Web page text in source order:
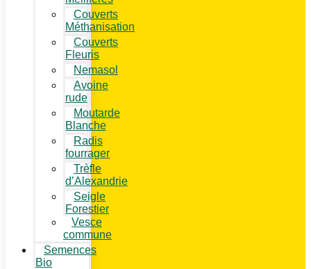
Couverts
Méthanisation
Couverts
Fleuris
Nemasol
Avoine
rude
Moutarde
Blanche
Radis
fourrager
Trèfle
d’Alexandrie
Seigle
Forestier
Vesce
commune
Semences
Bio